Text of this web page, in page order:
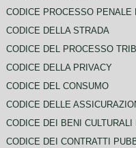
CODICE PROCESSO PENALE
CODICE DELLA STRADA
CODICE DEL PROCESSO
CODICE DELLA PRIVACY
CODICE DEL CONSUMO
CODICE DELLE
CODICE DEI BENI
CODICE DEI CONTRATTI